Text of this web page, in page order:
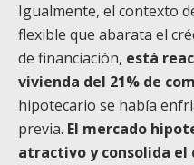
Igualmente, el contexto
flexible que abarata el
de financiación, está
vivienda del 21% de
hipotecario se había
previa. El mercado
atractivo y consolida el